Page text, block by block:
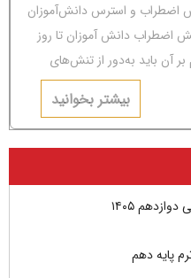
توصیه‌های مفید به والدین جهت کاهش اضطراب و استرس دانش‌آموزان
تا کنکور برای کاهش اضطراب دانش آموزان تا روز
آن باید به‌دور از تنش‌های
بیشتر بخوانید
۱۴۰۵
پایه دهم